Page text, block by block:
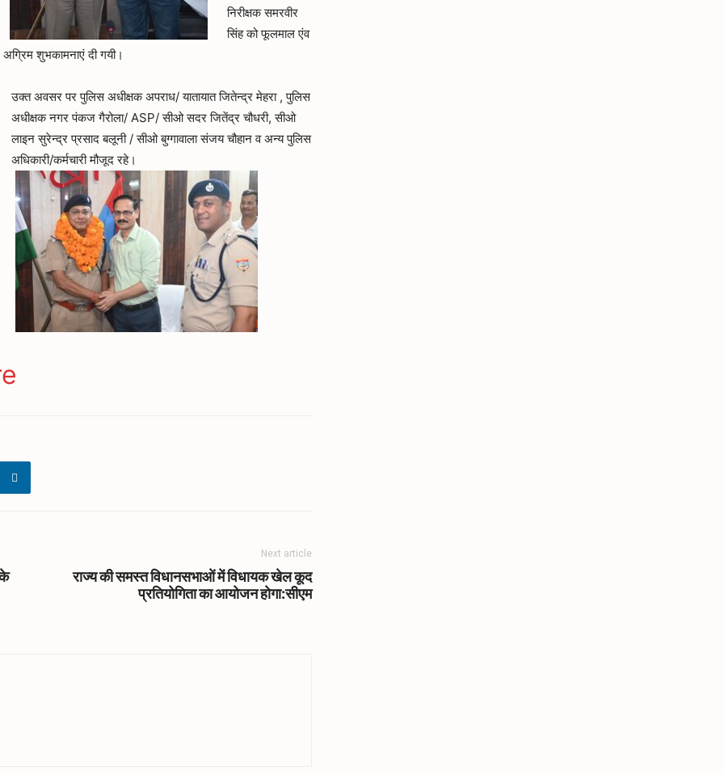
निरीक्षक समरवीर
सिंह को फूलमाल एंव
शुभकामनाएं दी गयी।
उक्त अवसर पर पुलिस अधीक्षक अपराध/ यातायात जितेन्द्र मेहरा , पुलिस
अधीक्षक नगर पंकज गैरोला/ ASP/ सीओ सदर जितेंद्र चौधरी, सीओ
लाइन सुरेन्द्र प्रसाद बलूनी / सीओ बुग्गावाला संजय चौहान व अन्य पुलिस
अधिकारी/कर्मचारी मौजूद रहे।
Next article
राज्य की समस्त विधानसभाओं में विधायक खेल कूद
प्रतियोगिता का आयोजन होगा:सीएम